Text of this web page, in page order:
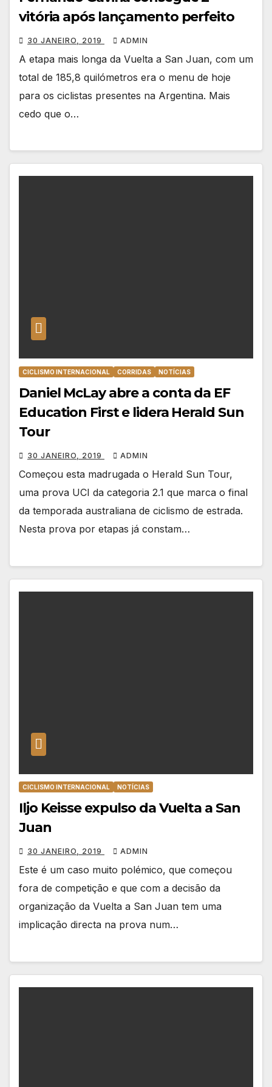
vitória após lançamento perfeito
30 JANEIRO, 2019 ADMIN
A etapa mais longa da Vuelta a San Juan, com um
total de 185,8 quilómetros era o menu de hoje
para os ciclistas presentes na Argentina. Mais
cedo que o…
CICLISMO INTERNACIONAL CORRIDAS NOTÍCIAS
Daniel McLay abre a conta da EF
Education First e lidera Herald Sun
Tour
30 JANEIRO, 2019 ADMIN
Começou esta madrugada o Herald Sun Tour,
uma prova UCI da categoria 2.1 que marca o final
da temporada australiana de ciclismo de estrada.
Nesta prova por etapas já constam…
CICLISMO INTERNACIONAL NOTÍCIAS
Iljo Keisse expulso da Vuelta a San
Juan
30 JANEIRO, 2019 ADMIN
Este é um caso muito polémico, que começou
fora de competição e que com a decisão da
organização da Vuelta a San Juan tem uma
implicação directa na prova num…